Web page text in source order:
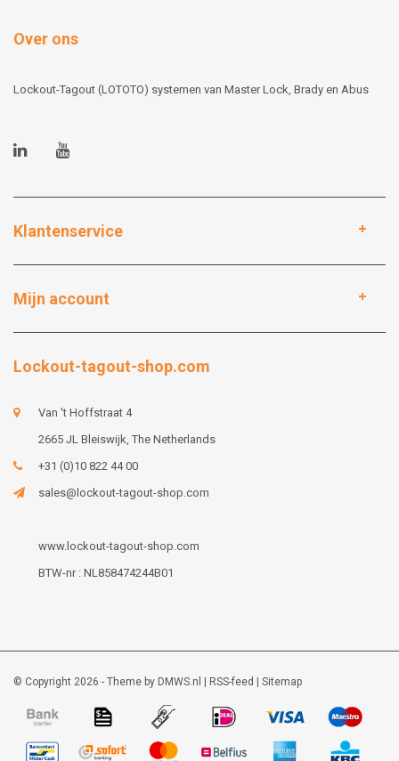
Over ons
Lockout-Tagout (LOTOTO) systemen van Master Lock, Brady en Abus
Klantenservice
Mijn account
Lockout-tagout-shop.com
Van 't Hoffstraat 4
2665 JL Bleiswijk, The Netherlands
+31 (0)10 822 44 00
sales@lockout-tagout-shop.com
www.lockout-tagout-shop.com
BTW-nr : NL858474244B01
© Copyright 2026 - Theme by DMWS.nl RSS-feed Sitemap